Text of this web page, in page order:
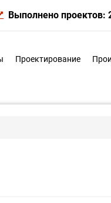
Выполнено проектов:
Проектирование